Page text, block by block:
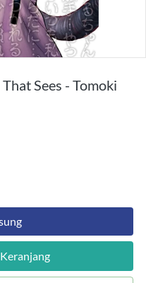
Sees - Tomoki